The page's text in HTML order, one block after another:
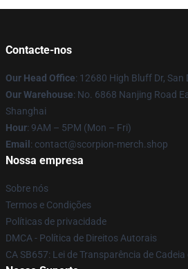
Contacte-nos
Our Head Office: 12680 High Bluff Dr, San
Our Warehouse: No. 6868 Nanjing Road
Shanghai
Hour: 9AM – 5PM (Mon – Fri)
Email : contact@scorpion-merch.shop
Nossa empresa
Sobre nós
Termos e Condições
Políticas de privacidade
DMCA - Política de Direitos Autorais
CA SB657: Lei de Transparência de